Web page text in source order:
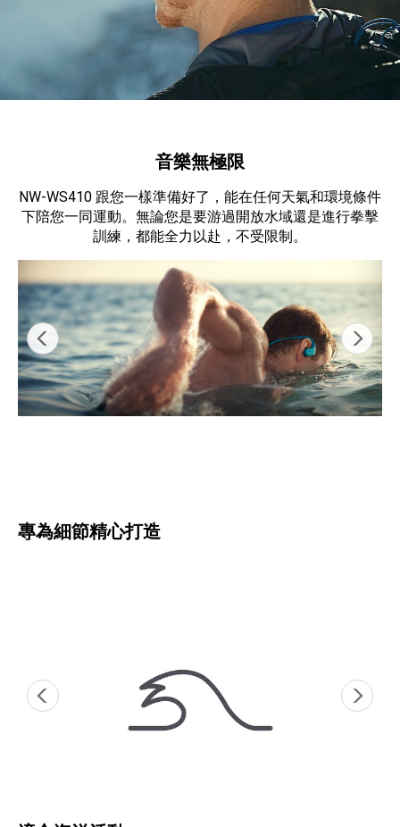
音樂無極限
NW-WS410 跟您一樣準備好了，能在任何天氣和環境條件
下陪您一同運動。無論您是要游過開放水域還是進行拳擊
訓練，都能全力以赴，不受限制。
專為細節精心打造